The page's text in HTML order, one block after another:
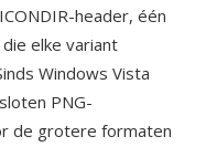
header, één
elke variant
Windows Vista
PNG-
de grotere formaten